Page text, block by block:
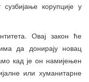
корупције у
Овај закон ће
да донирају новац
кад је он намијењен
или хуманитарне